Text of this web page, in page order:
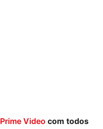
Prime Video com todos